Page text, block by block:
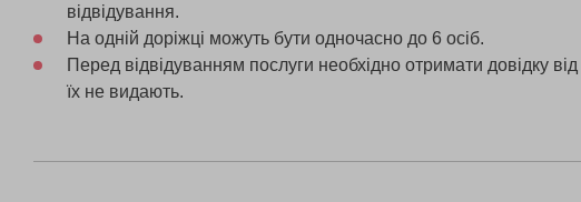
відвідування.
На одній доріжці можуть бути одночасно до 6 осіб.
Перед відвідуванням послуги необхідно отримати довідку від
їх не видають.